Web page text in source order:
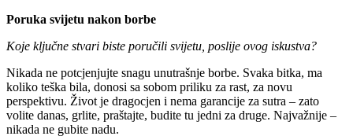
Poruka svijetu nakon borbe
Koje ključne stvari biste poručili svijetu, poslije ovog iskustva?
Nikada ne potcjenjujte snagu unutrašnje borbe. Svaka bitka, ma
koliko teška bila, donosi sa sobom priliku za rast, za novu
perspektivu. Život je dragocjen i nema garancije za sutra – zato
volite danas, grlite, praštajte, budite tu jedni za druge. Najvažnije –
nikada ne gubite nadu.